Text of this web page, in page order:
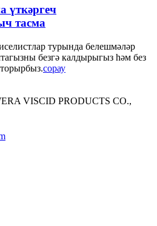
үткәргеч
тасма
турында белешмәләр
безгә калдырыгыз һәм без
торырбыз.сорау
VISCID PRODUCTS CO.,